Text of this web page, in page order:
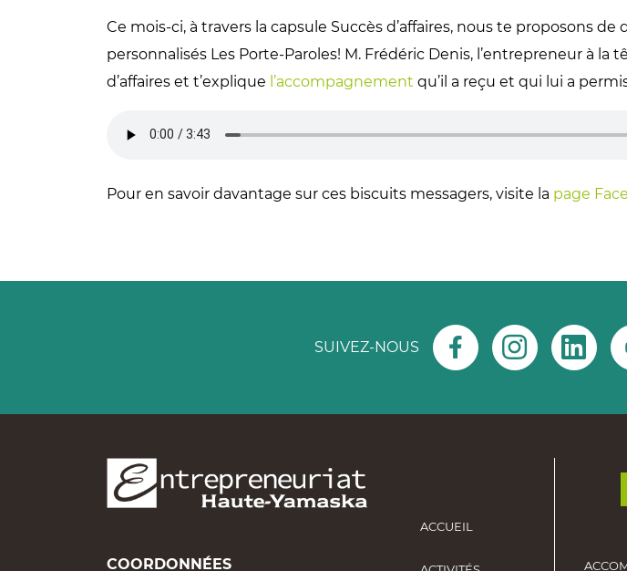
Ce mois-ci, à travers la capsule Succès d’affaires, nous te proposons
personnalisés Les Porte-Paroles! M. Frédéric Denis, l’entrepreneur à la
d’affaires et t’explique l’accompagnement qu’il a reçu et qui lui a
Pour en savoir davantage sur ces biscuits messagers, visite la page
SUIVEZ-NOUS
COORDONNÉES
ACCUEIL